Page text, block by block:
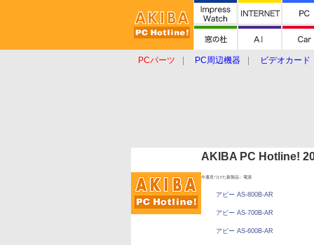
PCパーツ PC周辺機器
ビデオカード
AKIBA PC Hotline!
今週見つけた新製品：電源
アビー AS-800B-AR
アビー AS-700B-AR
アビー AS-600B-AR